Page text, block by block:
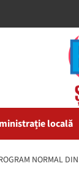
locală
NORMAL